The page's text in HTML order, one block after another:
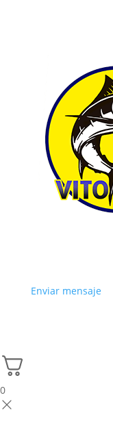
Enviar mensaje
0